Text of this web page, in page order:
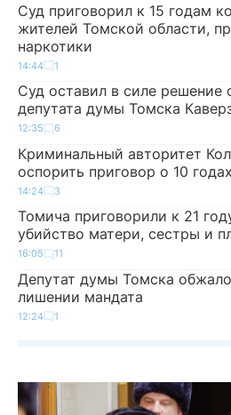
Суд приговорил к 15 годам
жителей Томской области,
наркотики
14:44 1
Суд оставил в силе решение
депутата думы Томска
12:35 6
Криминальный авторитет
оспорить приговор о 10
14:24 3
Томича приговорили к 21
убийство матери, сестры и
16:05 11
Депутат думы Томска
лишении мандата
12:24 1